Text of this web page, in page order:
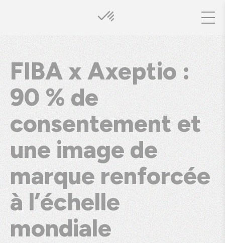
FIBA x Axeptio :
90 % de
consentement et
une image de
marque renforcée
à l’échelle
mondiale